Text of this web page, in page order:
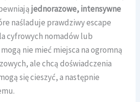
jednorazowe, intensywne
naśladuje prawdziwy escape
cyfrowych nomadów lub
nie mieć miejsca na ogromną
ale chcą doświadczenia
się cieszyć, a następnie